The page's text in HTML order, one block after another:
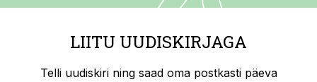
LIITU UUDISKIRJAGA
Telli uudiskiri ning saad oma postkasti päeva